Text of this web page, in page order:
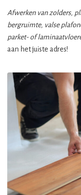
Afwerken van zolders,
bergruimte, valse
parket- of
aan het juiste adres!